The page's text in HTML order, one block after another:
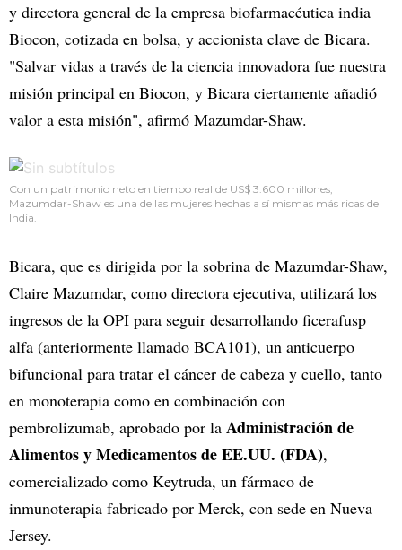
y directora general de la empresa biofarmacéutica india
Biocon, cotizada en bolsa, y accionista clave de Bicara.
"Salvar vidas a través de la ciencia innovadora fue nuestra
misión principal en Biocon, y Bicara ciertamente añadió
valor a esta misión", afirmó Mazumdar-Shaw.
Con un patrimonio neto en tiempo real de US$ 3.600 millones,
Mazumdar-Shaw es una de las mujeres hechas a sí mismas más ricas de
India.
Bicara, que es dirigida por la sobrina de Mazumdar-Shaw,
Claire Mazumdar, como directora ejecutiva, utilizará los
ingresos de la OPI para seguir desarrollando ficerafusp
alfa (anteriormente llamado BCA101), un anticuerpo
bifuncional para tratar el cáncer de cabeza y cuello, tanto
en monoterapia como en combinación con
pembrolizumab, aprobado por la Administración de
Alimentos y Medicamentos de EE.UU. (FDA),
comercializado como Keytruda, un fármaco de
inmunoterapia fabricado por Merck, con sede en Nueva
Jersey.